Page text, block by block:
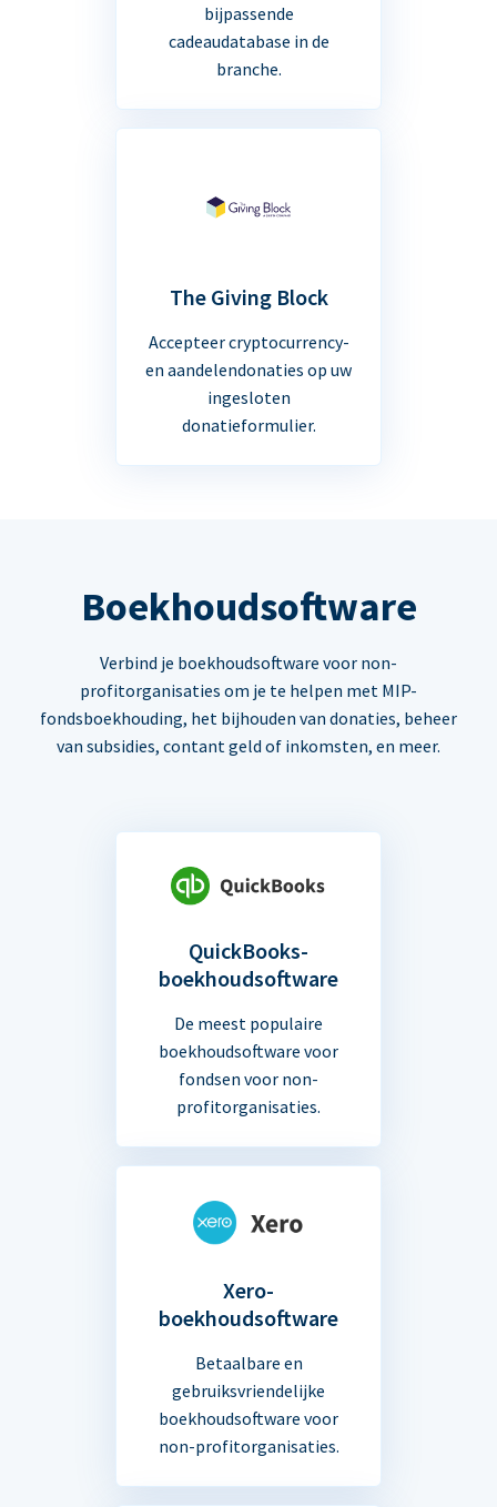
bijpassende
cadeaudatabase in de
branche.
The Giving Block
Accepteer cryptocurrency-
en aandelendonaties op uw
ingesloten
donatieformulier.
Boekhoudsoftware
Verbind je boekhoudsoftware voor non-
profitorganisaties om je te helpen met MIP-
fondsboekhouding, het bijhouden van donaties, beheer
van subsidies, contant geld of inkomsten, en meer.
QuickBooks-
boekhoudsoftware
De meest populaire
boekhoudsoftware voor
fondsen voor non-
profitorganisaties.
Xero-
boekhoudsoftware
Betaalbare en
gebruiksvriendelijke
boekhoudsoftware voor
non-profitorganisaties.